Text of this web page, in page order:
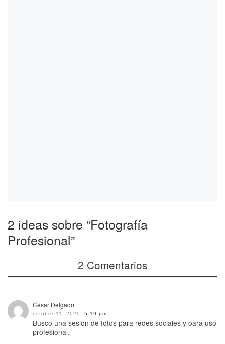
2 ideas sobre “Fotografía
Profesional”
2 Comentarios
César Delgado
octubre 11, 2020, 5:19 pm
Busco una sesión de fotos para redes sociales y oara uso
profesional.